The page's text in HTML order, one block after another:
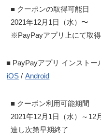
■ クーポンの取得可能日
2021年12月1日（水）〜
※PayPayアプリ上にて取
■ PayPayアプリ インストー
iOS / Android
■ クーポン利用可能期間
2021年12月1日（水）～
達し次第早期終了